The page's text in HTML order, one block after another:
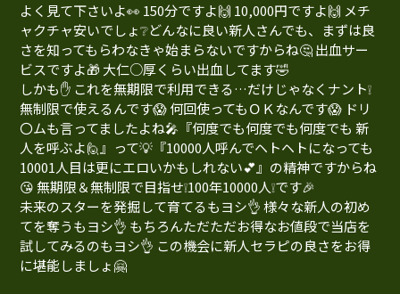
よく見て下さいよ👀 150分ですよ🙌 10,000円ですよ🙌 メチ
ャクチャ安いでしょ❔どんなに良い新人さんでも、まずは良
さを知ってもらわなきゃ始まらないですからね🤔 出血サー
ビスですよ🎁 大仁○厚くらい出血してます🤣
しかも✋ これを無期限で利用できる…だけじゃなくナント❕
無制限で使えるんです😱 何回使ってもＯＫなんです😱 ドリ
〇ムも言ってましたよね🎤『何度でも何度でも何度でも 新
人を呼ぶよ🙋』って💡『10000人呼んでヘトヘトになっても
10001人目は更にエロいかもしれない💕』の精神ですからね
😘 無期限＆無制限で目指せ❕100年10000人❕です🎉
未来のスターを発掘して育てるもヨシ👌 様々な新人の初め
てを奪うもヨシ👌 もちろんただただお得なお値段で当店を
試してみるのもヨシ👌 この機会に新人セラピの良さをお得
に堪能しましょ🤗